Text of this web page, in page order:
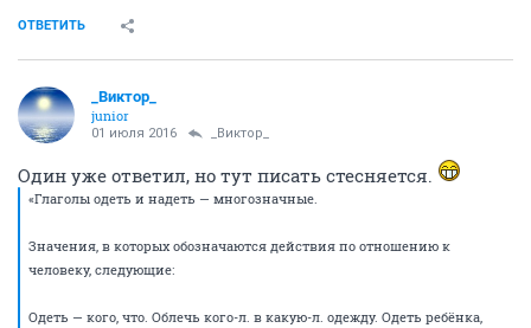
ОТВЕТИТЬ
_Виктор_
juniоr
01 июля 2016 _Виктор_
Один уже ответил, но тут писать стесняется.
«Глаголы одеть и надеть — многозначные.
Значения, в которых обозначаются действия по отношению к
человеку, следующие:
Одеть — кого, что. Облечь кого-л. в какую-л. одежду. Одеть ребёнка,